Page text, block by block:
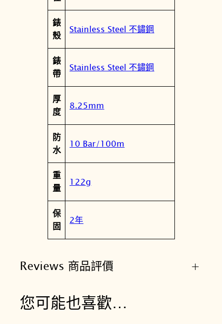
典
白
英
錶
1
.
0
0
數
錶
殼
Stainless Steel 不鏽鋼
錶
帶
Stainless Steel 不鏽鋼
厚
度
8.25mm
防
水
10 Bar/100m
重
量
122g
保
固
2年
Reviews 商品評價 +
您可能也喜歡…